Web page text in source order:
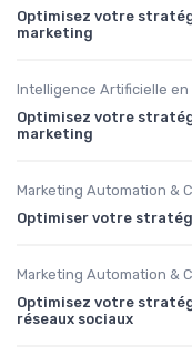
Optimisez votre
marketing
Intelligence Artificielle en
Optimisez votre
marketing
Marketing Automation &
Optimiser votre
Marketing Automation &
Optimisez votre
réseaux sociaux